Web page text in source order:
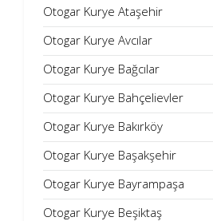
Otogar Kurye Ataşehir
Otogar Kurye Avcılar
Otogar Kurye Bağcılar
Otogar Kurye Bahçelievler
Otogar Kurye Bakırköy
Otogar Kurye Başakşehir
Otogar Kurye Bayrampaşa
Otogar Kurye Beşiktaş